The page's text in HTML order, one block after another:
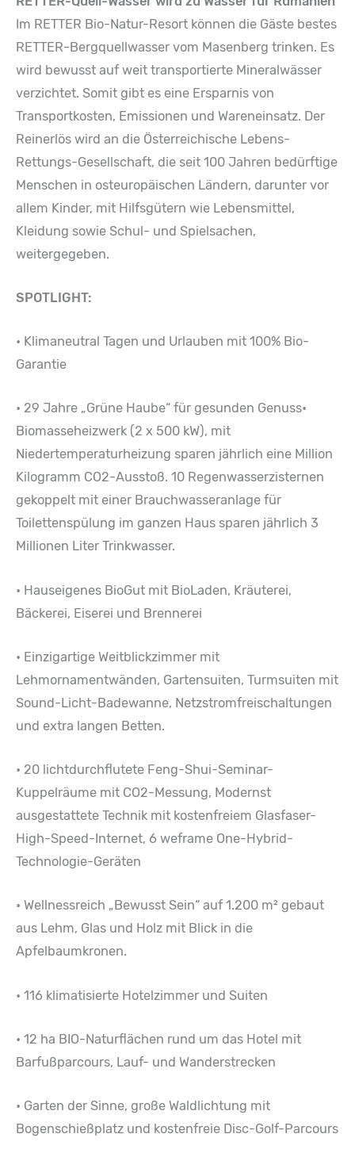
Im RETTER Bio-Natur-Resort können die Gäste bestes
RETTER-Bergquellwasser vom Masenberg trinken. Es
wird bewusst auf weit transportierte Mineralwässer
verzichtet. Somit gibt es eine Ersparnis von
Transportkosten, Emissionen und Wareneinsatz. Der
Reinerlös wird an die Österreichische Lebens-
Rettungs-Gesellschaft, die seit 100 Jahren bedürftige
Menschen in osteuropäischen Ländern, darunter vor
allem Kinder, mit Hilfsgütern wie Lebensmittel,
Kleidung sowie Schul- und Spielsachen,
weitergegeben.
SPOTLIGHT:
• Klimaneutral Tagen und Urlauben mit 100% Bio-
Garantie
• 29 Jahre „Grüne Haube“ für gesunden Genuss•
Biomasseheizwerk (2 x 500 kW), mit
Niedertemperaturheizung sparen jährlich eine Million
Kilogramm CO2-Ausstoß. 10 Regenwasserzisternen
gekoppelt mit einer Brauchwasseranlage für
Toilettenspülung im ganzen Haus sparen jährlich 3
Millionen Liter Trinkwasser.
• Hauseigenes BioGut mit BioLaden, Kräuterei,
Bäckerei, Eiserei und Brennerei
• Einzigartige Weitblickzimmer mit
Lehmornamentwänden, Gartensuiten, Turmsuiten mit
Sound-Licht-Badewanne, Netzstromfreischaltungen
und extra langen Betten.
• 20 lichtdurchflutete Feng-Shui-Seminar-
Kuppelräume mit CO2-Messung, Modernst
ausgestattete Technik mit kostenfreiem Glasfaser-
High-Speed-Internet, 6 weframe One-Hybrid-
Technologie-Geräten
• Wellnessreich „Bewusst Sein“ auf 1.200 m² gebaut
aus Lehm, Glas und Holz mit Blick in die
Apfelbaumkronen.
• 116 klimatisierte Hotelzimmer und Suiten
• 12 ha BIO-Naturflächen rund um das Hotel mit
Barfußparcours, Lauf- und Wanderstrecken
• Garten der Sinne, große Waldlichtung mit
Bogenschießplatz und kostenfreie Disc-Golf-Parcours